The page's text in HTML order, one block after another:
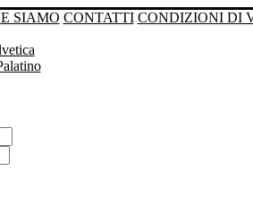
SIAMO CONTATTI CONDIZIONI DI